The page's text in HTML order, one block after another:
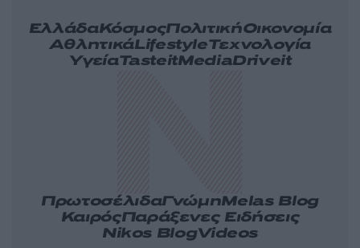
ΕλλάδαΚόσμοςΠολιτικήΟικονομία
ΑθλητικάLifestyleΤεχνολογία
ΥγείαTasteitMediaDriveit
ΠρωτοσέλιδαΓνώμηMelas Blog
ΚαιρόςΠαράξενες Ειδήσεις
Nikos BlogVideos